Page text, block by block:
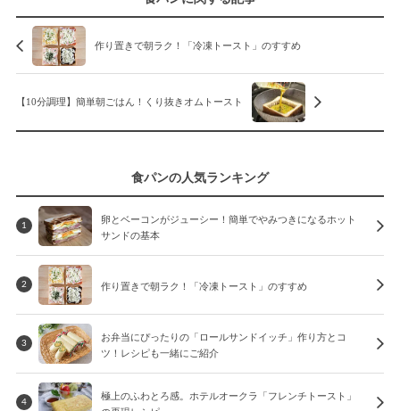
作り置きで朝ラク！「冷凍トースト」のすすめ
【10分調理】簡単朝ごはん！くり抜きオムトースト
食パンの人気ランキング
1
卵とベーコンがジューシー！簡単でやみつきになるホット
サンドの基本
2 作り置きで朝ラク！「冷凍トースト」のすすめ
3
お弁当にぴったりの「ロールサンドイッチ」作り方とコ
ツ！レシピも一緒にご紹介
4
極上のふわとろ感。ホテルオークラ「フレンチトースト」